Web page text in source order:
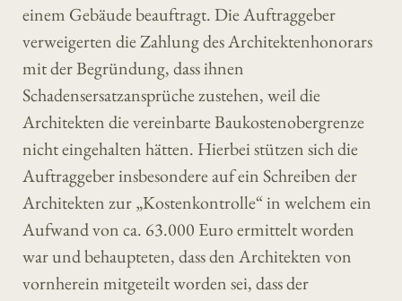
einem Gebäude beauftragt. Die Auftraggeber
verweigerten die Zahlung des Architektenhonorars
mit der Begründung, dass ihnen
Schadensersatzansprüche zustehen, weil die
Architekten die vereinbarte Baukostenobergrenze
nicht eingehalten hätten. Hierbei stützen sich die
Auftraggeber insbesondere auf ein Schreiben der
Architekten zur „Kostenkontrolle“ in welchem ein
Aufwand von ca. 63.000 Euro ermittelt worden
war und behaupteten, dass den Architekten von
vornherein mitgeteilt worden sei, dass der